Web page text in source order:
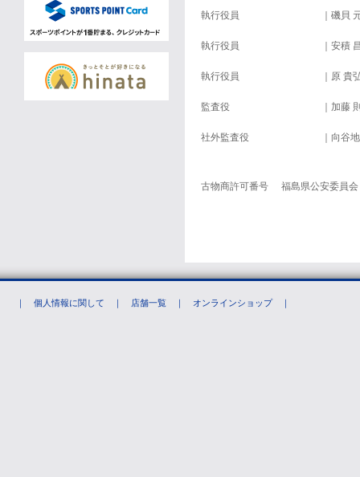
執行役員 ｜磯貝
執行役員 ｜安積
執行役員 ｜原 貴
監査役 ｜加藤
社外監査役 ｜向谷
古物商許可番号 福島県公安委員
｜ 個人情報に関して ｜ 店舗一覧 ｜ オンラインショップ｜